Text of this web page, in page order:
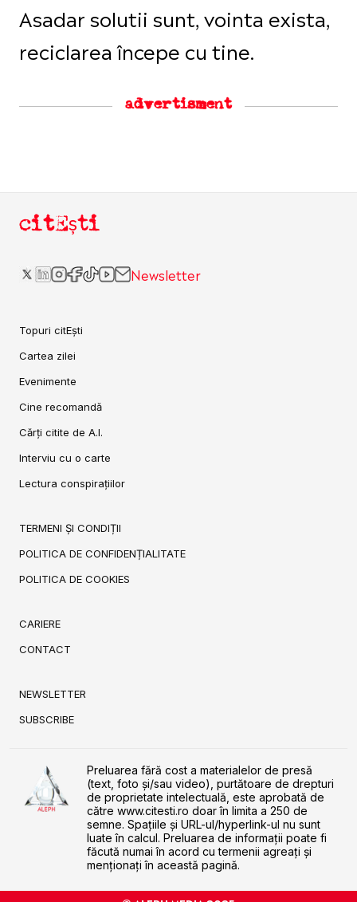
Asadar solutii sunt, vointa exista,
reciclarea începe cu tine.
advertisment
citEști
Newsletter
Topuri citEști
Cartea zilei
Evenimente
Cine recomandă
Cărți citite de A.I.
Interviu cu o carte
Lectura conspirațiilor
TERMENI ȘI CONDIȚII
POLITICA DE CONFIDENȚIALITATE
POLITICA DE COOKIES
CARIERE
CONTACT
NEWSLETTER
SUBSCRIBE
Preluarea fără cost a materialelor de presă
(text, foto și/sau video), purtătoare de drepturi
de proprietate intelectuală, este aprobată de
către www.citesti.ro doar în limita a 250 de
semne. Spaţiile şi URL-ul/hyperlink-ul nu sunt
luate în calcul. Preluarea de informaţii poate fi
făcută numai în acord cu termenii agreaţi şi
menţionaţi în această pagină.